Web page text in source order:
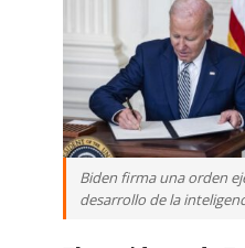
Biden firma una orden
desarrollo de la